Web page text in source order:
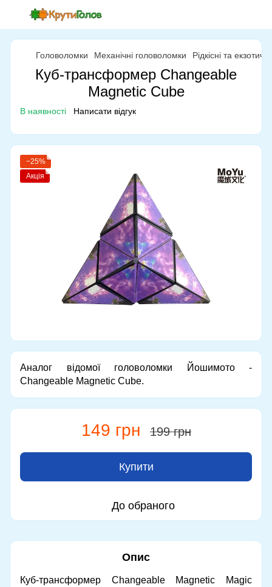
Головоломки Механічні головоломки Рідкісні та
Куб-трансформер Changeable
Magnetic Cube
В наявності Написати відгук
−25%
Акція
Аналог відомої головоломки Йошимото -
Changeable Magnetic Cube.
149 грн 199 грн
Купити
До обраного
Опис
Куб-трансформер Changeable Magnetic Magic